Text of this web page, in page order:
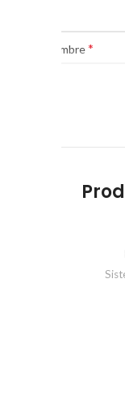
Nombre*